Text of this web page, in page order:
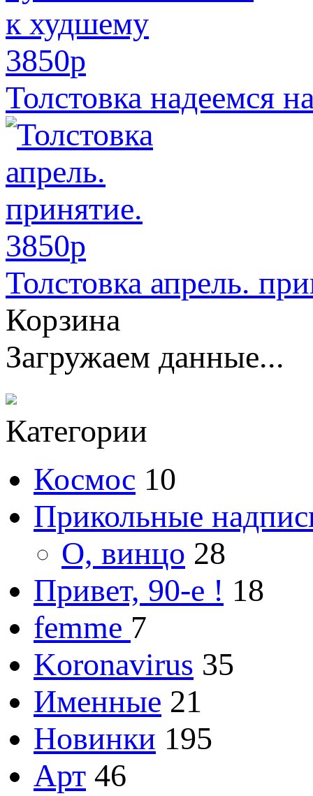
3850p
Толстовка надеемся
3850p
Толстовка апрель.
Корзина
Загружаем данные...
Категории
Космос 10
Прикольные
О, винцо 28
Привет, 90-е ! 18
femme 7
Koronavirus 35
Именные 21
Новинки 195
Арт 46